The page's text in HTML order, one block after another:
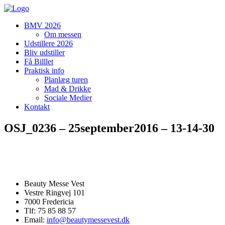
BMV 2026
Om messen
Udstillere 2026
Bliv udstiller
Få Billlet
Praktisk info
Planlæg turen
Mad & Drikke
Sociale Medier
Kontakt
OSJ_0236 – 25september2016 – 13-14-30
Beauty Messe Vest
Vestre Ringvej 101
7000 Fredericia
Tlf: 75 85 88 57
Email: info@beautymessevest.dk